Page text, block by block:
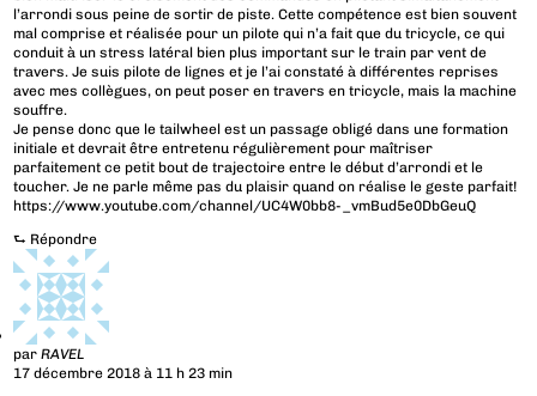
l’arrondi sous peine de sortir de piste. Cette compétence est bien souvent
mal comprise et réalisée pour un pilote qui n’a fait que du tricycle, ce qui
conduit à un stress latéral bien plus important sur le train par vent de
travers. Je suis pilote de lignes et je l’ai constaté à différentes reprises
avec mes collègues, on peut poser en travers en tricycle, mais la machine
souffre.
Je pense donc que le tailwheel est un passage obligé dans une formation
initiale et devrait être entretenu régulièrement pour maîtriser
parfaitement ce petit bout de trajectoire entre le début d’arrondi et le
toucher. Je ne parle même pas du plaisir quand on réalise le geste parfait!
https://www.youtube.com/channel/UC4W0bb8-_vmBud5e0DbGeuQ
⮑ Répondre
parRAVEL
17 décembre 2018 à 11 h 23 min